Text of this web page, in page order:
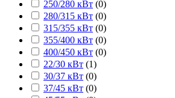
250/280 кВт (0)
280/315 кВт (0)
315/355 кВт (0)
355/400 кВт (0)
400/450 кВт (0)
22/30 кВт (1)
30/37 кВт (0)
37/45 кВт (0)